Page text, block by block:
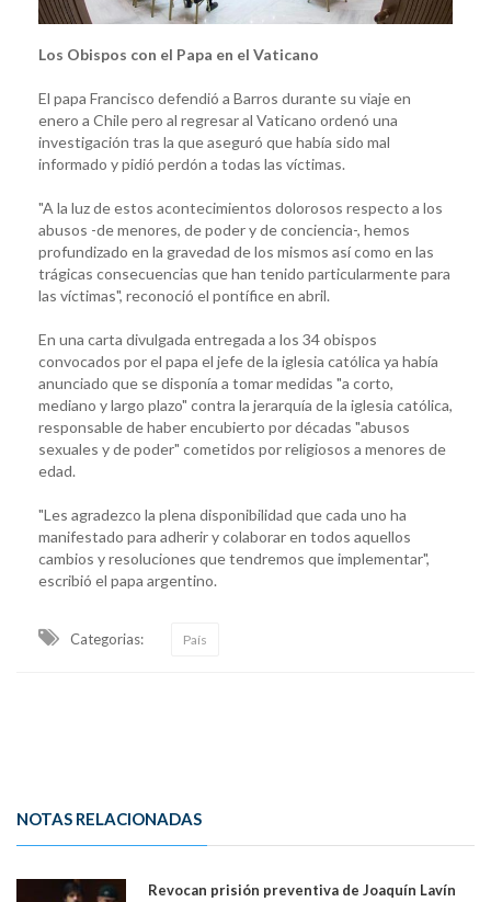
Los Obispos con el Papa en el Vaticano
El papa Francisco defendió a Barros durante su viaje en
enero a Chile pero al regresar al Vaticano ordenó una
investigación tras la que aseguró que había sido mal
informado y pidió perdón a todas las víctimas.
"A la luz de estos acontecimientos dolorosos respecto a los
abusos -de menores, de poder y de conciencia-, hemos
profundizado en la gravedad de los mismos así como en las
trágicas consecuencias que han tenido particularmente para
las víctimas", reconoció el pontífice en abril.
En una carta divulgada entregada a los 34 obispos
convocados por el papa el jefe de la iglesia católica ya había
anunciado que se disponía a tomar medidas "a corto,
mediano y largo plazo" contra la jerarquía de la iglesia católica,
responsable de haber encubierto por décadas "abusos
sexuales y de poder" cometidos por religiosos a menores de
edad.
"Les agradezco la plena disponibilidad que cada uno ha
manifestado para adherir y colaborar en todos aquellos
cambios y resoluciones que tendremos que implementar",
escribió el papa argentino.
Categorias: País
NOTAS RELACIONADAS
Revocan prisión preventiva de Joaquín Lavín